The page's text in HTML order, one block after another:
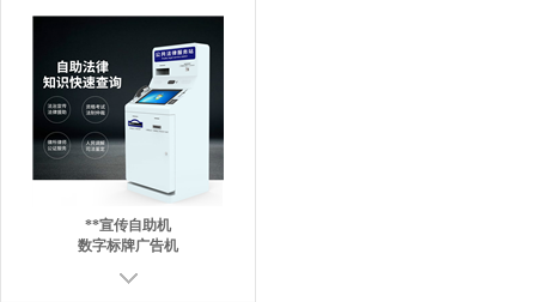
**宣传自助机
数字标牌广告机
21.5寸展厅查询机